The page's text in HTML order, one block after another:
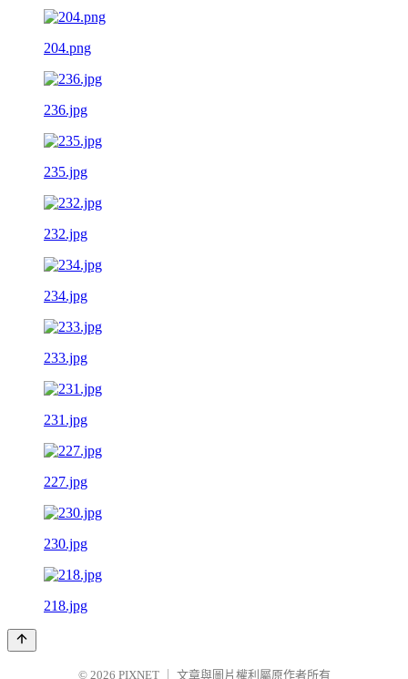
204.png
236.jpg
235.jpg
232.jpg
234.jpg
233.jpg
231.jpg
227.jpg
230.jpg
218.jpg
© 2026 PIXNET 文章與圖片權利屬原作者所有